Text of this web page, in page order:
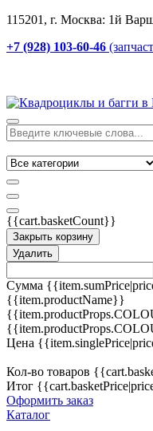
115201, г. Москва: 1й
+7 (928) 103-60-46
{{cart.basketCount}}
Закрыть корзину
Удалить
Сумма
{{item.productName}}
Цена
Кол-во товаров
Итог
Оформить заказ
Каталог